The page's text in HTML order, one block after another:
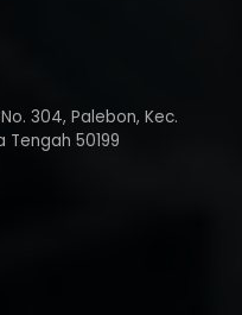
304, Palebon, Kec.
50199